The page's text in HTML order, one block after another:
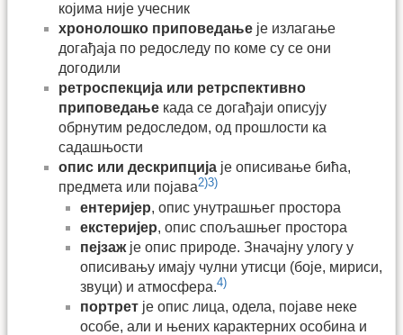
којима није учесник
хронолошко приповедање је излагање
догађаја по редоследу по коме су се они
догодили
ретроспекција или ретрспективно
приповедање када се догађаји описују
обрнутим редоследом, од прошлости ка
садашњости
опис или дескрипција је описивање бића,
предмета или појава2)3)
ентеријер, опис унутрашњег простора
екстеријер, опис спољашњег простора
пејзажје опис природе. Значајну улогу у
описивању имају чулни утисци (боје, мириси,
звуци) и атмосфера.4)
портрет је опис лица, одела, појаве неке
особе, али и њених карактерних особина и